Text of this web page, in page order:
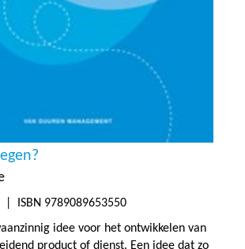
| ISBN 9789089653550
idee voor het ontwikkelen van
product of dienst. Een idee dat zo